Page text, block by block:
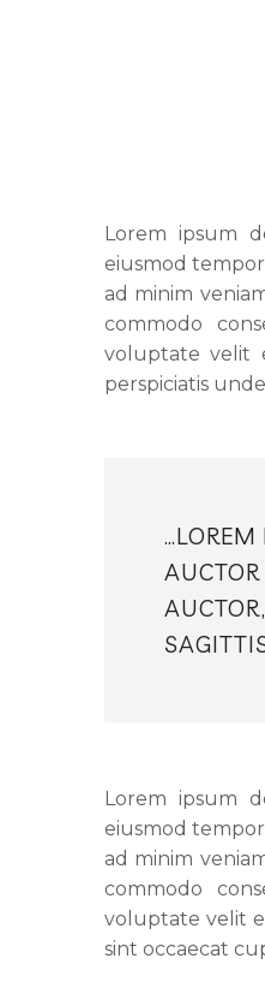
Lorem ipsum
eiusmod
ad minim
commodo
voluptate velit
perspiciatis
…LOREM
Lorem ipsum
eiusmod
ad minim
commodo
voluptate velit
sint occaecat